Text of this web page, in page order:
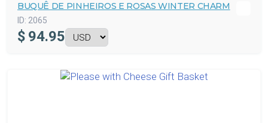
BUQUÊ DE PINHEIROS E ROSAS WINTER CHARM
ID: 2065
$ 94.95